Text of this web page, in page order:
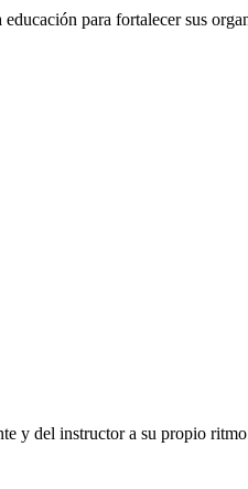
para fortalecer sus
y del instructor a su propio